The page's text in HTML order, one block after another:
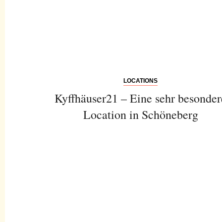
LOCATIONS
Kyffhäuser21 – Eine sehr
Location in Schöneberg